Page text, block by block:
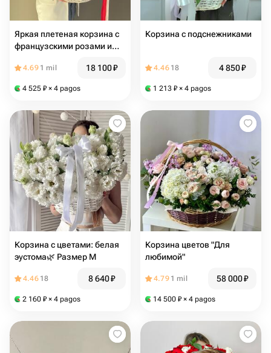
Яркая плетеная корзина с
французскими розами и
(размер XL)
4.69 1 mil 18 100₽
4 525 ₽ × 4 pagos
Корзина с подснежниками
4.46 18 4 850₽
1 213 ₽ × 4 pagos
Корзина с цветами: белая
эустома🌿 Размер М
4.46 18 8 640₽
2 160 ₽ × 4 pagos
Корзина цветов "Для
любимой"
4.79 1 mil 58 000₽
14 500 ₽ × 4 pagos